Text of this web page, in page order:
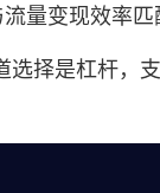
量变现效率匹
择是杠杆，